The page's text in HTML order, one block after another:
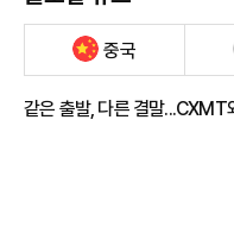
중국
같은 출발, 다른 결말...CXMT